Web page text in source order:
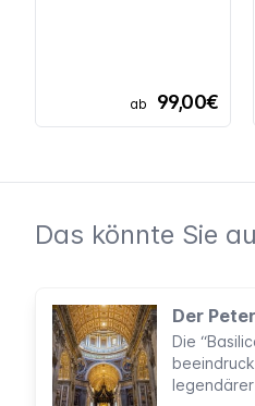
ab 99,00€
Das könnte Sie
Der
Die
legendärer